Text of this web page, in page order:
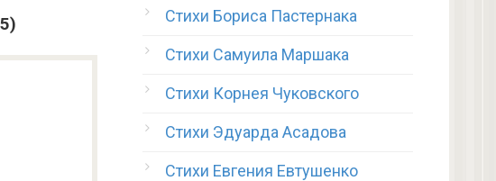
Стихи Бориса Пастернака
Стихи Самуила Маршака
Стихи Корнея Чуковского
Стихи Эдуарда Асадова
Стихи Евгения Евтушенко